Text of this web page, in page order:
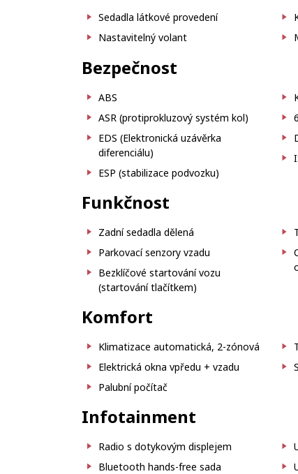
Sedadla látkové provedení
Nastavitelný volant
Bezpečnost
ABS
ASR (protiprokluzový systém kol)
EDS (Elektronická uzávěrka
diferenciálu)
ESP (stabilizace podvozku)
Funkčnost
Zadní sedadla dělená
Parkovací senzory vzadu
Bezklíčové startování vozu
(startování tlačítkem)
Komfort
Klimatizace automatická, 2-zónová
Elektrická okna vpředu + vzadu
Palubní počítač
Infotainment
Radio s dotykovým displejem
Bluetooth hands-free sada